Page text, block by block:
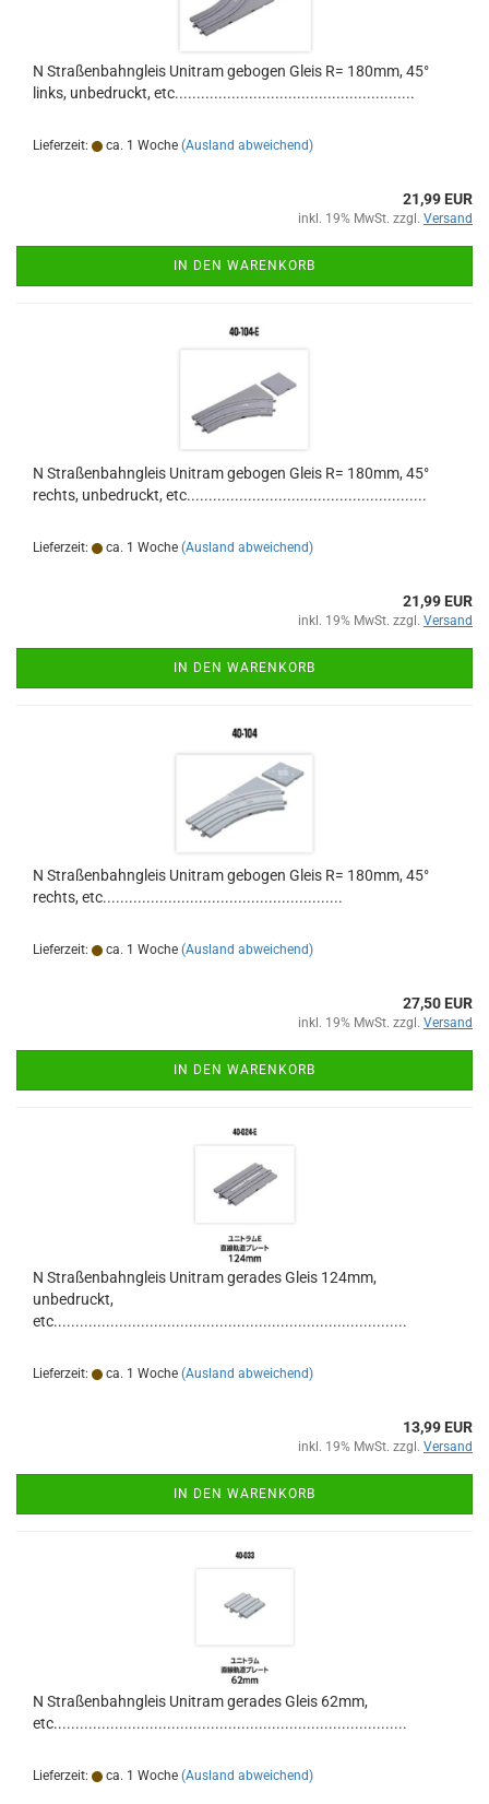
N Straßenbahngleis Unitram gebogen Gleis R= 180mm, 45°
links, unbedruckt, etc.......................................................
Lieferzeit: ca. 1 Woche (Ausland abweichend)
21,99 EUR
inkl. 19% MwSt. zzgl. Versand
IN DEN WARENKORB
N Straßenbahngleis Unitram gebogen Gleis R= 180mm, 45°
rechts, unbedruckt, etc.......................................................
Lieferzeit: ca. 1 Woche (Ausland abweichend)
21,99 EUR
inkl. 19% MwSt. zzgl. Versand
IN DEN WARENKORB
N Straßenbahngleis Unitram gebogen Gleis R= 180mm, 45°
rechts, etc.......................................................
Lieferzeit: ca. 1 Woche (Ausland abweichend)
27,50 EUR
inkl. 19% MwSt. zzgl. Versand
IN DEN WARENKORB
N Straßenbahngleis Unitram gerades Gleis 124mm,
unbedruckt,
etc.................................................................................
Lieferzeit: ca. 1 Woche (Ausland abweichend)
13,99 EUR
inkl. 19% MwSt. zzgl. Versand
IN DEN WARENKORB
N Straßenbahngleis Unitram gerades Gleis 62mm,
etc.................................................................................
Lieferzeit: ca. 1 Woche (Ausland abweichend)